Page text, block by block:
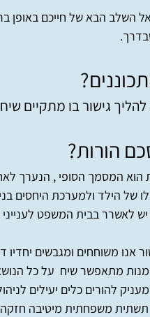
השלב הבא של חייכם באופן
להליך גישור בו מתקיים
הורות?
הוא המסמך הסופי , הנערך
של הילד ולמערכת היחסים
לאשרר בבית המשפט
אנו משוחחים ומגבשים
מתאפשר שיח על כל
להורים כלים יעילים
תשתית משפחתית מיטיבה